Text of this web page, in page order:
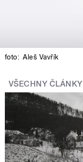
foto: Aleš Vavřík
VŠECHNY ČLÁNKY